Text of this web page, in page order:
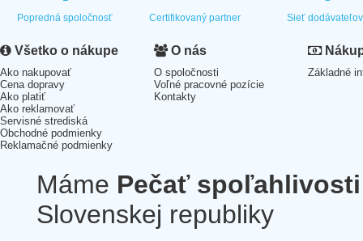
Popredná spoločnosť Certifikovaný partner Sieť dodávateľov
Všetko o nákupe
Ako nakupovať
Cena dopravy
Ako platiť
Ako reklamovať
Servisné strediská
Obchodné podmienky
Reklamačné podmienky
O nás
O spoločnosti
Voľné pracovné pozície
Kontakty
Základné
Máme Pečať spoľahlivosti
Slovenskej republiky